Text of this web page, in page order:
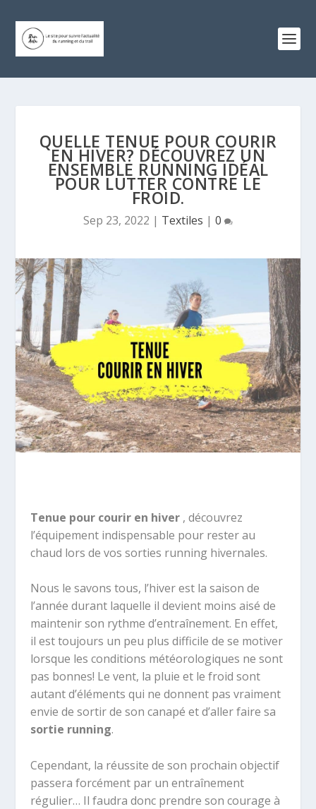
QUELLE TENUE POUR COURIR
EN HIVER? DÉCOUVREZ UN
ENSEMBLE RUNNING IDÉAL
POUR LUTTER CONTRE LE
FROID.
Sep 23, 2022 | Textiles | 0
Tenue pour courir en hiver , découvrez
l’équipement indispensable pour rester au
chaud lors de vos sorties running hivernales.
Nous le savons tous, l’hiver est la saison de
l’année durant laquelle il devient moins aisé de
maintenir son rythme d’entraînement. En effet,
il est toujours un peu plus difficile de se motiver
lorsque les conditions météorologiques ne sont
pas bonnes! Le vent, la pluie et le froid sont
autant d’éléments qui ne donnent pas vraiment
envie de sortir de son canapé et d’aller faire sa
sortie running.
Cependant, la réussite de son prochain objectif
passera forcément par un entraînement
régulier… Il faudra donc prendre son courage à